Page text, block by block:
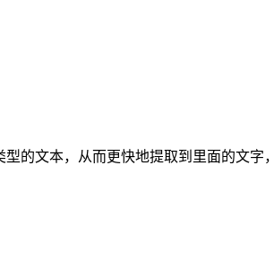
的文本，从而更快地提取到里面的文字